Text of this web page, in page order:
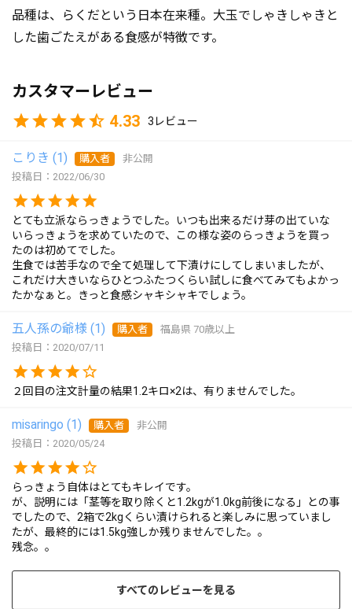
品種は、らくだという日本在来種。大玉でしゃきしゃきと
した歯ごたえがある食感が特徴です。
カスタマーレビュー
4.33
3
こりき 1 購入者
非公開
投稿日
2022/06/30
とても立派ならっきょうでした。いつも出来るだけ芽の出ていな
いらっきょうを求めていたので、この様な姿のらっきょうを買っ
たのは初めてでした。
生食では苦手なので全て処理して下漬けにしてしまいましたが、
これだけ大きいならひとつふたつくらい試しに食べてみてもよかっ
五人孫の爺様 1 購入者 福島県 70歳以上
投稿日
2020/07/11
２回目の注文計量の結果1.2キロ×2は、有りませんでした。
misaringo 1 購入者
非公開
投稿日
2020/05/24
らっきょう自体はとてもキレイです。
が、説明には「茎等を取り除くと1.2kgが1.0kg前後になる」との事
でしたので、2箱で2kgくらい漬けられると楽しみに思っていまし
たが、最終的には1.5kg強しか残りませんでした。。
残念。。
すべてのレビューを見る